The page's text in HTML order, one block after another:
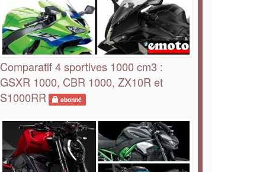
Comparatif 4 sportives 1000 cm3 :
GSXR 1000, CBR 1000, ZX10R et
S1000RR
abonné